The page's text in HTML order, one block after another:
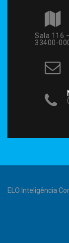
Sala 116
33400-
ELO Inteligência